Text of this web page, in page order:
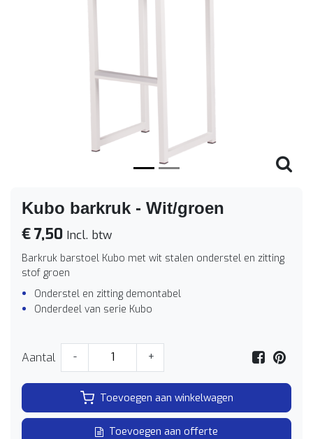
Kubo barkruk - Wit/groen
€ 7,50 Incl. btw
Barkruk barstoel Kubo met wit stalen onderstel en zitting
stof groen
Onderstel en zitting demontabel
Onderdeel van serie Kubo
Aantal - +
Toevoegen aan winkelwagen
Toevoegen aan offerte